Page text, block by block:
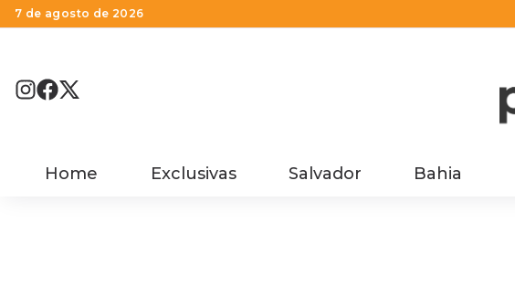
7 de agosto de 2026
Home Exclusivas Salvador Bahia